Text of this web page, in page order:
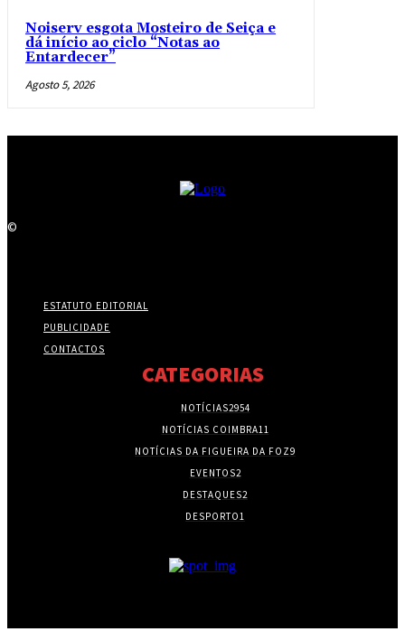
Noiserv esgota Mosteiro de Seiça e
dá início ao ciclo “Notas ao
Entardecer”
Agosto 5, 2026
©
ESTATUTO EDITORIAL
PUBLICIDADE
CONTACTOS
CATEGORIAS
NOTÍCIAS2954
NOTÍCIAS COIMBRA11
NOTÍCIAS DA FIGUEIRA DA FOZ9
EVENTOS2
DESTAQUES2
DESPORTO1